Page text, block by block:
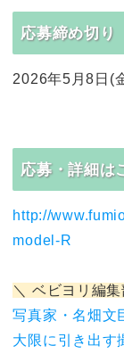
応募締め切り
2026年5月8日(
応募・詳細は
http://
model-R
＼ ベビヨリ編
写真家・名畑文
大限に引き出す